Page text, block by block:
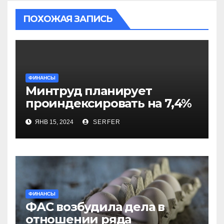
ПОХОЖАЯ ЗАПИСЬ
ФИНАНСЫ
Минтруд планирует
проиндексировать на 7,4%
более 40 выплат и
компенсаций
ЯНВ 15, 2024 SERFER
ФИНАНСЫ
ФАС возбудила дела в
отношении ряда